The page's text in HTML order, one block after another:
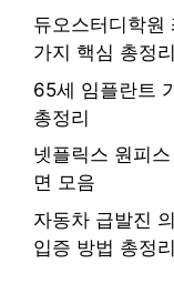
듀오스터디학원
가지 핵심 총정리
65세 임플란트
총정리
넷플릭스 원피
면 모음
자동차 급발진
입증 방법 총정리